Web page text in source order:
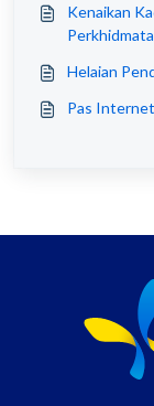
Kenaikan
Helaian
Pas